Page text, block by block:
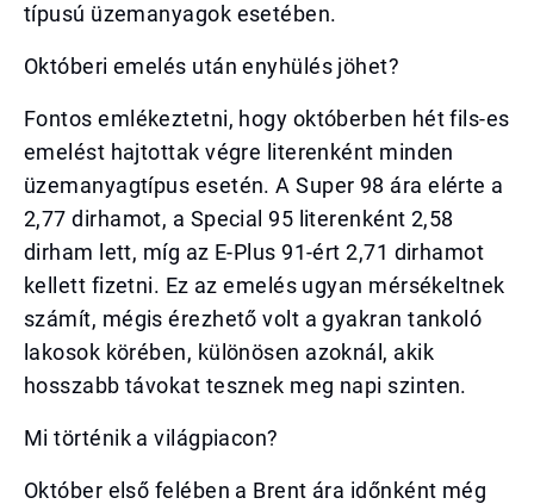
típusú üzemanyagok esetében.
Októberi emelés után enyhülés jöhet?
Fontos emlékeztetni, hogy októberben hét fils-es
emelést hajtottak végre literenként minden
üzemanyagtípus esetén. A Super 98 ára elérte a
2,77 dirhamot, a Special 95 literenként 2,58
dirham lett, míg az E-Plus 91-ért 2,71 dirhamot
kellett fizetni. Ez az emelés ugyan mérsékeltnek
számít, mégis érezhető volt a gyakran tankoló
lakosok körében, különösen azoknál, akik
hosszabb távokat tesznek meg napi szinten.
Mi történik a világpiacon?
Október első felében a Brent ára időnként még